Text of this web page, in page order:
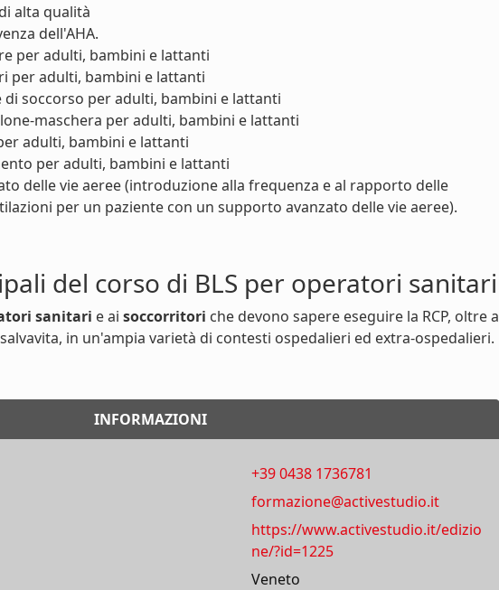
alta qualità
dell'AHA.
per adulti, bambini e lattanti
per adulti, bambini e lattanti
soccorso per adulti, bambini e lattanti
maschera per adulti, bambini e lattanti
adulti, bambini e lattanti
per adulti, bambini e lattanti
delle vie aeree (introduzione alla frequenza e al rapporto delle
per un paziente con un supporto avanzato delle vie aeree).
del corso di BLS per operatori sanitari
sanitari e ai soccorritori che devono sapere eseguire la RCP, oltre a
in un'ampia varietà di contesti ospedalieri ed extra-ospedalieri.
INFORMAZIONI
+39 0438 1736781
formazione@activestudio.it
https://www.activestudio.it/edizio
ne/?id=1225
Veneto